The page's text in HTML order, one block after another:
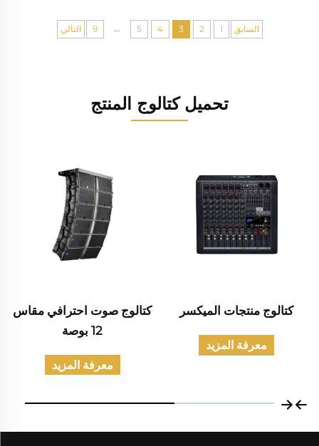
السابق 1
2
3
4
5
...
9 التالي
تحميل كتالوج المنتج
كتالوج منتجات الميكسر
معرفة المزيد
كتالوج صوت احترافي مقاس
12 بوصة
معرفة المزيد